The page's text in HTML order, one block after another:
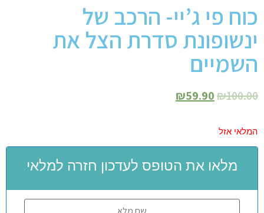
כוח פי ג’יי- הרכב של
ינשופונת סדרת הצל את
השמיים
₪100.00
₪59.90
המלאי אזל
מלאו את הטופס לעדכון חזרה למלאי